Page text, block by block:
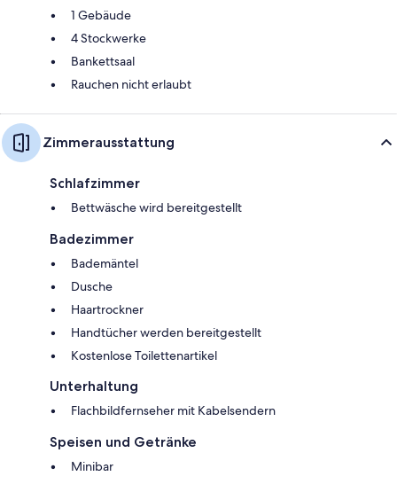
1 Gebäude
4 Stockwerke
Bankettsaal
Rauchen nicht erlaubt
Zimmerausstattung
Schlafzimmer
Bettwäsche wird bereitgestellt
Badezimmer
Bademäntel
Dusche
Haartrockner
Handtücher werden bereitgestellt
Kostenlose Toilettenartikel
Unterhaltung
Flachbildfernseher mit Kabelsendern
Speisen und Getränke
Minibar